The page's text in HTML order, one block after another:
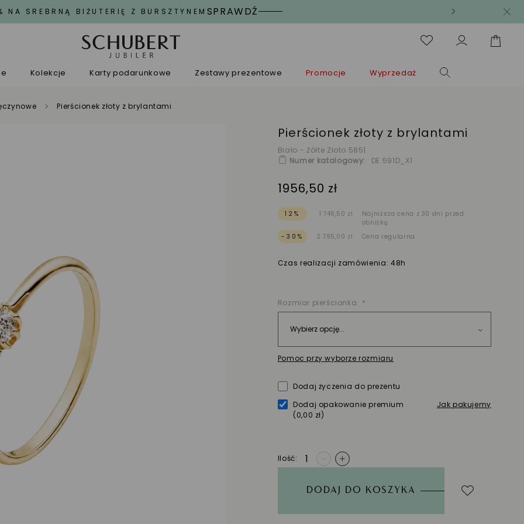
NA SREBRNĄ BIŻUTERIĘ Z BURSZTYNEM SPRAWDŹ
Kolekcje Karty podarunkowe Zestawy prezentowe Promocje Wyprzedaż
Pierścionek złoty z brylantami
Pierścionek złoty z brylantami
Biało - Żółte Złoto 585|
Numer katalogowy
DE 591D_X1
1956,50 zł
12% 1 746,50 zł
Najniższa cena z 30 dni przed
obniżką
-30%
2 795,00 zł Cena regularna
Czas realizacji zamówienia: 48h
Rozmiar pierścionka
Pomoc przy wyborze rozmiaru
Dodaj życzenia do prezentu
Dodaj opakowanie premium
(0,00 zł)
Jak pakujemy
Ilość +
DODAJ DO KOSZYKA